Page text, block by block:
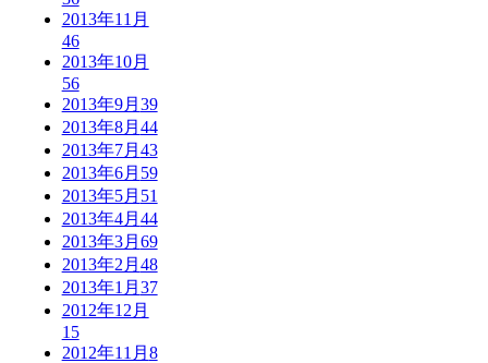
2013年11月
46
2013年10月
56
2013年9月 39
2013年8月 44
2013年7月 43
2013年6月 59
2013年5月 51
2013年4月 44
2013年3月 69
2013年2月 48
2013年1月 37
2012年12月
15
2012年11月 8